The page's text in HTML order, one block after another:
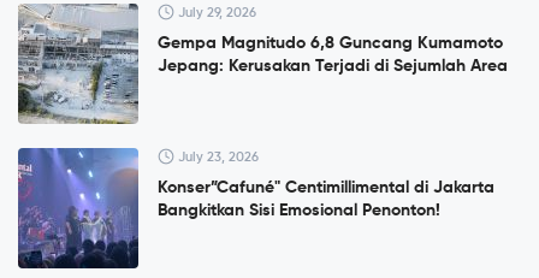
July 29, 2026
Gempa Magnitudo 6,8 Guncang Kumamoto
Jepang: Kerusakan Terjadi di Sejumlah Area
July 23, 2026
Konser”Cafuné" Centimillimental di Jakarta
Bangkitkan Sisi Emosional Penonton!